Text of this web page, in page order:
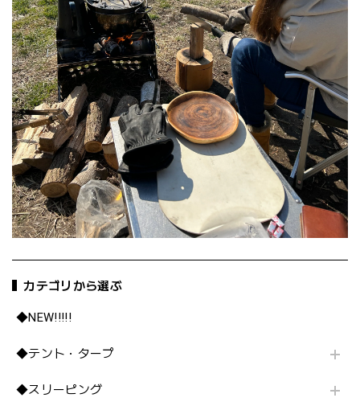
カテゴリから選ぶ
◆NEW!!!!!
◆テント・タープ
◆スリーピング